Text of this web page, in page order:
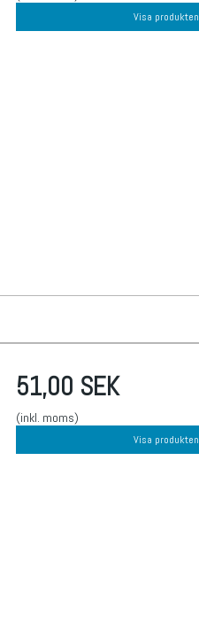
Visa produkten
51,00 SEK
(inkl. moms)
Visa produkten